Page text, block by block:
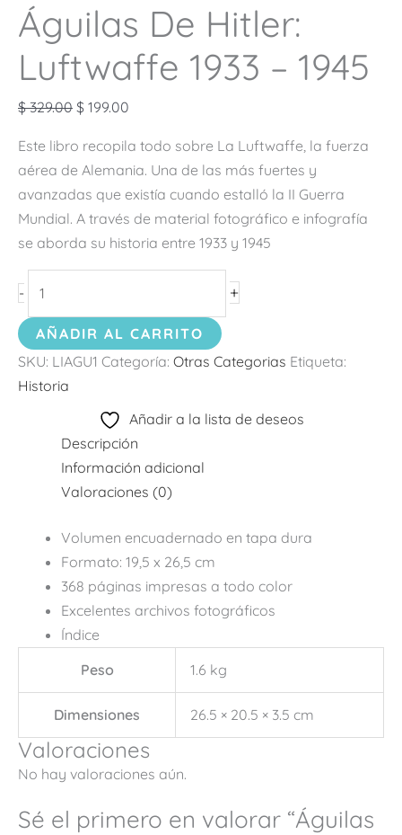
Águilas De Hitler:
Luftwaffe 1933 – 1945
$329.00 $ 199.00
Este libro recopila todo sobre La Luftwaffe, la fuerza
aérea de Alemania. Una de las más fuertes y
avanzadas que existía cuando estalló la II Guerra
Mundial. A través de material fotográfico e infografía
se aborda su historia entre 1933 y 1945
- +
AÑADIR AL CARRITO
SKU: LIAGU1 Categoría: Otras Categorias Etiqueta:
Historia
Añadir a la lista de deseos
Descripción
Información adicional
Valoraciones (0)
Volumen encuadernado en tapa dura
Formato: 19,5 x 26,5 cm
368 páginas impresas a todo color
Excelentes archivos fotográficos
Índice
Peso
1.6 kg
Dimensiones 26.5 × 20.5 × 3.5 cm
Valoraciones
No hay valoraciones aún.
Sé el primero en valorar “Águilas